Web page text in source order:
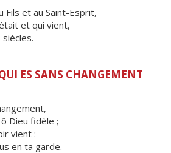
Fils et au Saint-Esprit,
et qui vient,
ES SANS CHANGEMENT
Dieu fidèle ;
vient :
en ta garde.